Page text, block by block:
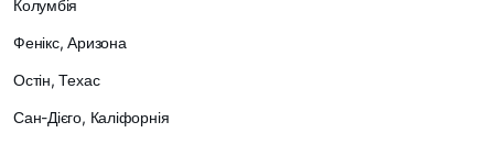
Колумбія
Фенікс, Аризона
Остін, Техас
Сан-Дієго, Каліфорнія